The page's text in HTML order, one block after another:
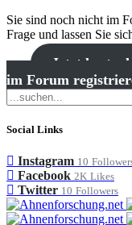
Sie sind noch nicht im
Frage und lassen Sie
Jetzt
im Forum
Social Links
Instagram 10
Facebook 2K Likes
Twitter 10 Followers